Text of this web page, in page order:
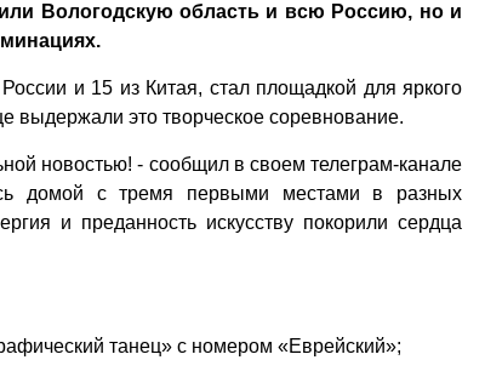
Вологодскую область и всю Россию, но и
и 15 из Китая, стал площадкой для яркого
выдержали это творческое соревнование.
новостью! - сообщил в своем телеграм-канале
домой с тремя первыми местами в разных
и преданность искусству покорили сердца
танец» с номером «Еврейский»;